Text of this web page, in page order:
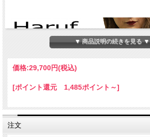
▼ 商品説明の続きを見る ▼
価格:29,700円(税込)
[ポイント還元 1,485ポイント～]
注文